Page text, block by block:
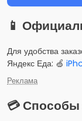
📱
Для удобства
Яндекс Еда: 🍏
Реклама
💳